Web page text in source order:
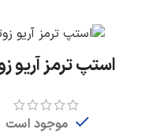
استپ ترمز آریو
موجود است